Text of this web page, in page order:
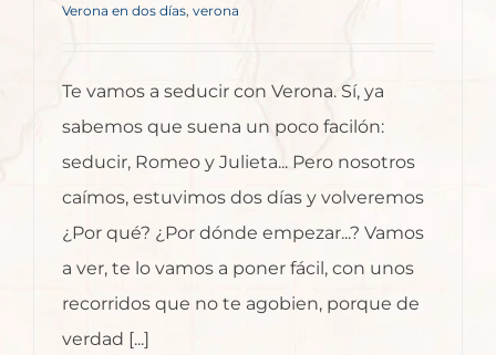
Verona en dos días, verona
Te vamos a seducir con Verona. Sí, ya
sabemos que suena un poco facilón:
seducir, Romeo y Julieta... Pero nosotros
caímos, estuvimos dos días y volveremos
¿Por qué? ¿Por dónde empezar...? Vamos
a ver, te lo vamos a poner fácil, con unos
recorridos que no te agobien, porque de
verdad [...]